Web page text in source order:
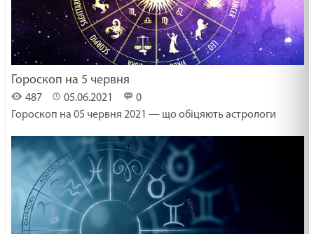
Гороскоп на 5 червня
487 05.06.2021
0
Гороскоп на 05 червня 2021 — що обіцяють астрологи